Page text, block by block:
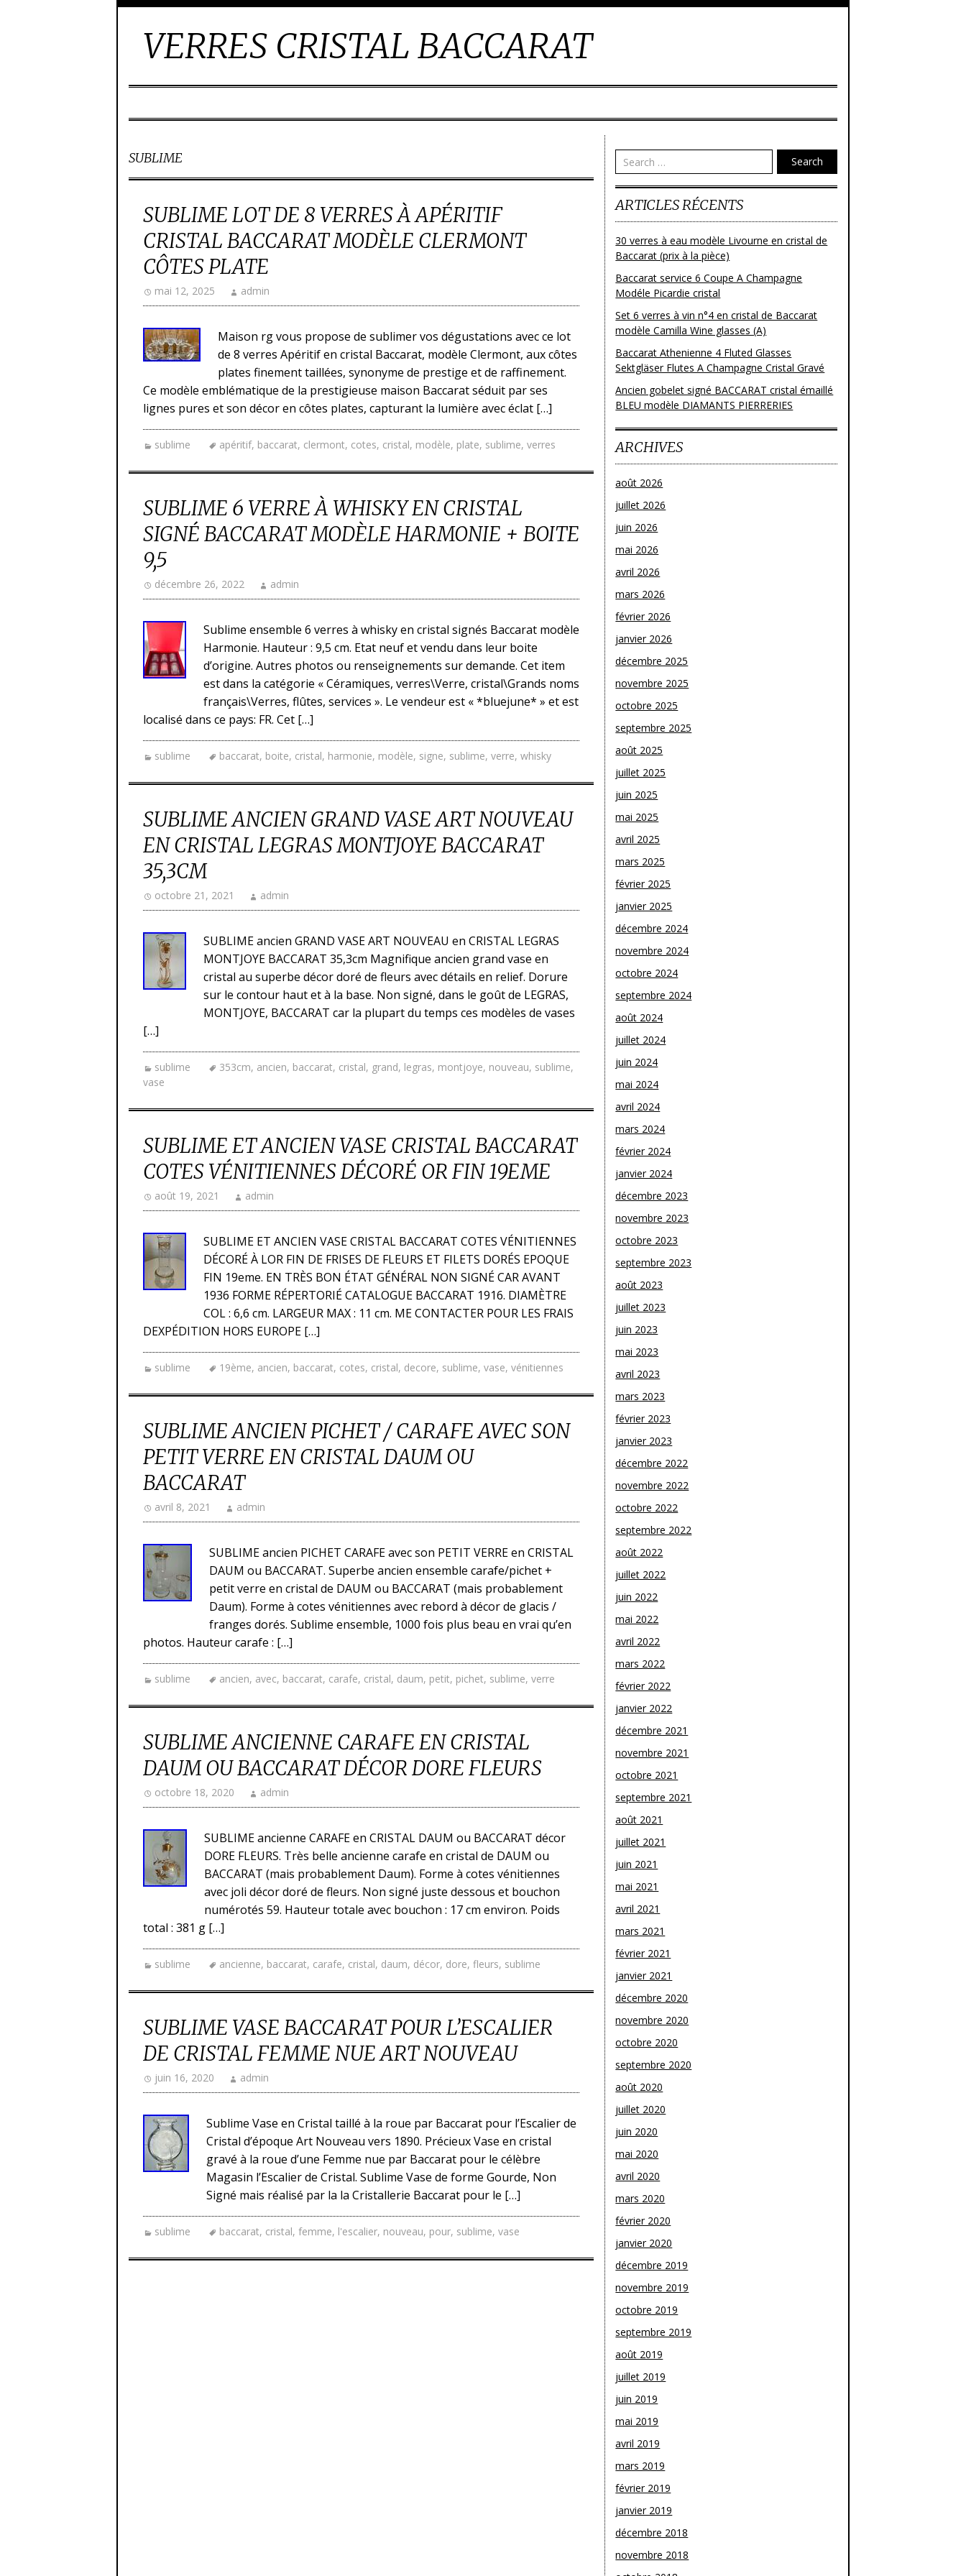
VERRES CRISTAL BACCARAT
SUBLIME
SUBLIME LOT DE 8 VERRES À APÉRITIF
CRISTAL BACCARAT MODÈLE CLERMONT
CÔTES PLATE
mai 12, 2025 admin
Maison rg vous propose de sublimer vos dégustations avec ce lot
de 8 verres Apéritif en cristal Baccarat, modèle Clermont, aux côtes
plates finement taillées, synonyme de prestige et de raffinement.
Ce modèle emblématique de la prestigieuse maison Baccarat séduit par ses
lignes pures et son décor en côtes plates, capturant la lumière avec éclat […]
sublime apéritif, baccarat, clermont, cotes, cristal, modèle, plate, sublime, verres
SUBLIME 6 VERRE À WHISKY EN CRISTAL
SIGNÉ BACCARAT MODÈLE HARMONIE + BOITE
9,5
décembre 26, 2022 admin
Sublime ensemble 6 verres à whisky en cristal signés Baccarat modèle
Harmonie. Hauteur : 9,5 cm. Etat neuf et vendu dans leur boite
d’origine. Autres photos ou renseignements sur demande. Cet item
est dans la catégorie « Céramiques, verres\Verre, cristal\Grands noms
français\Verres, flûtes, services ». Le vendeur est « *bluejune* » et est
localisé dans ce pays: FR. Cet […]
sublime baccarat, boite, cristal, harmonie, modèle, signe, sublime, verre, whisky
SUBLIME ANCIEN GRAND VASE ART NOUVEAU
EN CRISTAL LEGRAS MONTJOYE BACCARAT
35,3CM
octobre 21, 2021 admin
SUBLIME ancien GRAND VASE ART NOUVEAU en CRISTAL LEGRAS
MONTJOYE BACCARAT 35,3cm Magnifique ancien grand vase en
cristal au superbe décor doré de fleurs avec détails en relief. Dorure
sur le contour haut et à la base. Non signé, dans le goût de LEGRAS,
MONTJOYE, BACCARAT car la plupart du temps ces modèles de vases
[…]
sublime 353cm, ancien, baccarat, cristal, grand, legras, montjoye, nouveau, sublime,
vase
SUBLIME ET ANCIEN VASE CRISTAL BACCARAT
COTES VÉNITIENNES DÉCORÉ OR FIN 19EME
août 19, 2021 admin
SUBLIME ET ANCIEN VASE CRISTAL BACCARAT COTES VÉNITIENNES
DÉCORÉ À LOR FIN DE FRISES DE FLEURS ET FILETS DORÉS EPOQUE
FIN 19eme. EN TRÈS BON ÉTAT GÉNÉRAL NON SIGNÉ CAR AVANT
1936 FORME RÉPERTORIÉ CATALOGUE BACCARAT 1916. DIAMÈTRE
COL : 6,6 cm. LARGEUR MAX : 11 cm. ME CONTACTER POUR LES FRAIS
DEXPÉDITION HORS EUROPE […]
sublime 19ème, ancien, baccarat, cotes, cristal, decore, sublime, vase, vénitiennes
SUBLIME ANCIEN PICHET / CARAFE AVEC SON
PETIT VERRE EN CRISTAL DAUM OU
BACCARAT
avril 8, 2021 admin
SUBLIME ancien PICHET CARAFE avec son PETIT VERRE en CRISTAL
DAUM ou BACCARAT. Superbe ancien ensemble carafe/pichet +
petit verre en cristal de DAUM ou BACCARAT (mais probablement
Daum). Forme à cotes vénitiennes avec rebord à décor de glacis /
franges dorés. Sublime ensemble, 1000 fois plus beau en vrai qu’en
photos. Hauteur carafe : […]
sublime ancien, avec, baccarat, carafe, cristal, daum, petit, pichet, sublime, verre
SUBLIME ANCIENNE CARAFE EN CRISTAL
DAUM OU BACCARAT DÉCOR DORE FLEURS
octobre 18, 2020 admin
SUBLIME ancienne CARAFE en CRISTAL DAUM ou BACCARAT décor
DORE FLEURS. Très belle ancienne carafe en cristal de DAUM ou
BACCARAT (mais probablement Daum). Forme à cotes vénitiennes
avec joli décor doré de fleurs. Non signé juste dessous et bouchon
numérotés 59. Hauteur totale avec bouchon : 17 cm environ. Poids
total : 381 g […]
sublime ancienne, baccarat, carafe, cristal, daum, décor, dore, fleurs, sublime
SUBLIME VASE BACCARAT POUR L’ESCALIER
DE CRISTAL FEMME NUE ART NOUVEAU
juin 16, 2020 admin
Sublime Vase en Cristal taillé à la roue par Baccarat pour l’Escalier de
Cristal d’époque Art Nouveau vers 1890. Précieux Vase en cristal
gravé à la roue d’une Femme nue par Baccarat pour le célèbre
Magasin l’Escalier de Cristal. Sublime Vase de forme Gourde, Non
Signé mais réalisé par la la Cristallerie Baccarat pour le […]
sublime baccarat, cristal, femme, l'escalier, nouveau, pour, sublime, vase
Search
ARTICLES RÉCENTS
30 verres à eau modèle Livourne en cristal de
Baccarat (prix à la pièce)
Baccarat service 6 Coupe A Champagne
Modéle Picardie cristal
Set 6 verres à vin n°4 en cristal de Baccarat
modèle Camilla Wine glasses (A)
Baccarat Athenienne 4 Fluted Glasses
Sektgläser Flutes A Champagne Cristal Gravé
Ancien gobelet signé BACCARAT cristal émaillé
BLEU modèle DIAMANTS PIERRERIES
ARCHIVES
août 2026
juillet 2026
juin 2026
mai 2026
avril 2026
mars 2026
février 2026
janvier 2026
décembre 2025
novembre 2025
octobre 2025
septembre 2025
août 2025
juillet 2025
juin 2025
mai 2025
avril 2025
mars 2025
février 2025
janvier 2025
décembre 2024
novembre 2024
octobre 2024
septembre 2024
août 2024
juillet 2024
juin 2024
mai 2024
avril 2024
mars 2024
février 2024
janvier 2024
décembre 2023
novembre 2023
octobre 2023
septembre 2023
août 2023
juillet 2023
juin 2023
mai 2023
avril 2023
mars 2023
février 2023
janvier 2023
décembre 2022
novembre 2022
octobre 2022
septembre 2022
août 2022
juillet 2022
juin 2022
mai 2022
avril 2022
mars 2022
février 2022
janvier 2022
décembre 2021
novembre 2021
octobre 2021
septembre 2021
août 2021
juillet 2021
juin 2021
mai 2021
avril 2021
mars 2021
février 2021
janvier 2021
décembre 2020
novembre 2020
octobre 2020
septembre 2020
août 2020
juillet 2020
juin 2020
mai 2020
avril 2020
mars 2020
février 2020
janvier 2020
décembre 2019
novembre 2019
octobre 2019
septembre 2019
août 2019
juillet 2019
juin 2019
mai 2019
avril 2019
mars 2019
février 2019
janvier 2019
décembre 2018
novembre 2018